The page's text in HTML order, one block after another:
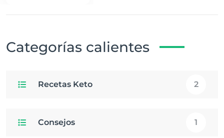
Categorías calientes
Recetas Keto 2
Consejos 1